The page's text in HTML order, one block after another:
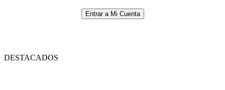
Entrar a Mi Cuenta
DESTACADOS